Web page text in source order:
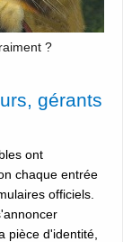
?
gérants
ont
chaque entrée
officiels.
pièce d'identité,